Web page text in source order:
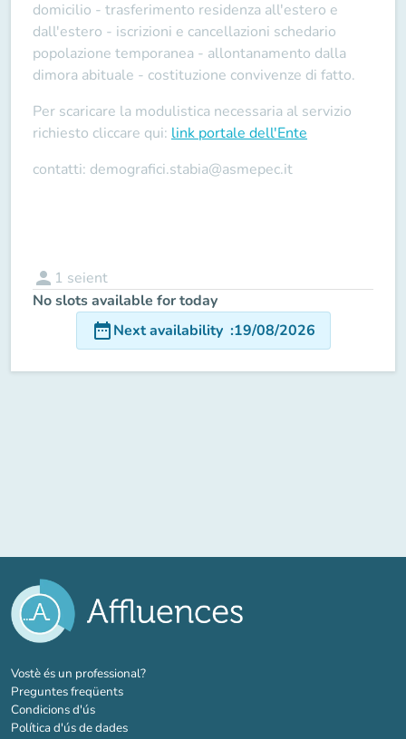
domicilio - trasferimento residenza all'estero e
dall'estero - iscrizioni e cancellazioni schedario
popolazione temporanea - allontanamento dalla
dimora abituale - costituzione convivenze di fatto.
Per scaricare la modulistica necessaria al servizio
richiesto cliccare qui: link portale dell'Ente
contatti: demografici.stabia@asmepec.it
person 1 seient
No slots available for today
date_rangeNext availability :19/08/2026
Vostè és un professional?(new tab)
Preguntes freqüents
Condicions d'ús
Política d'ús de dades